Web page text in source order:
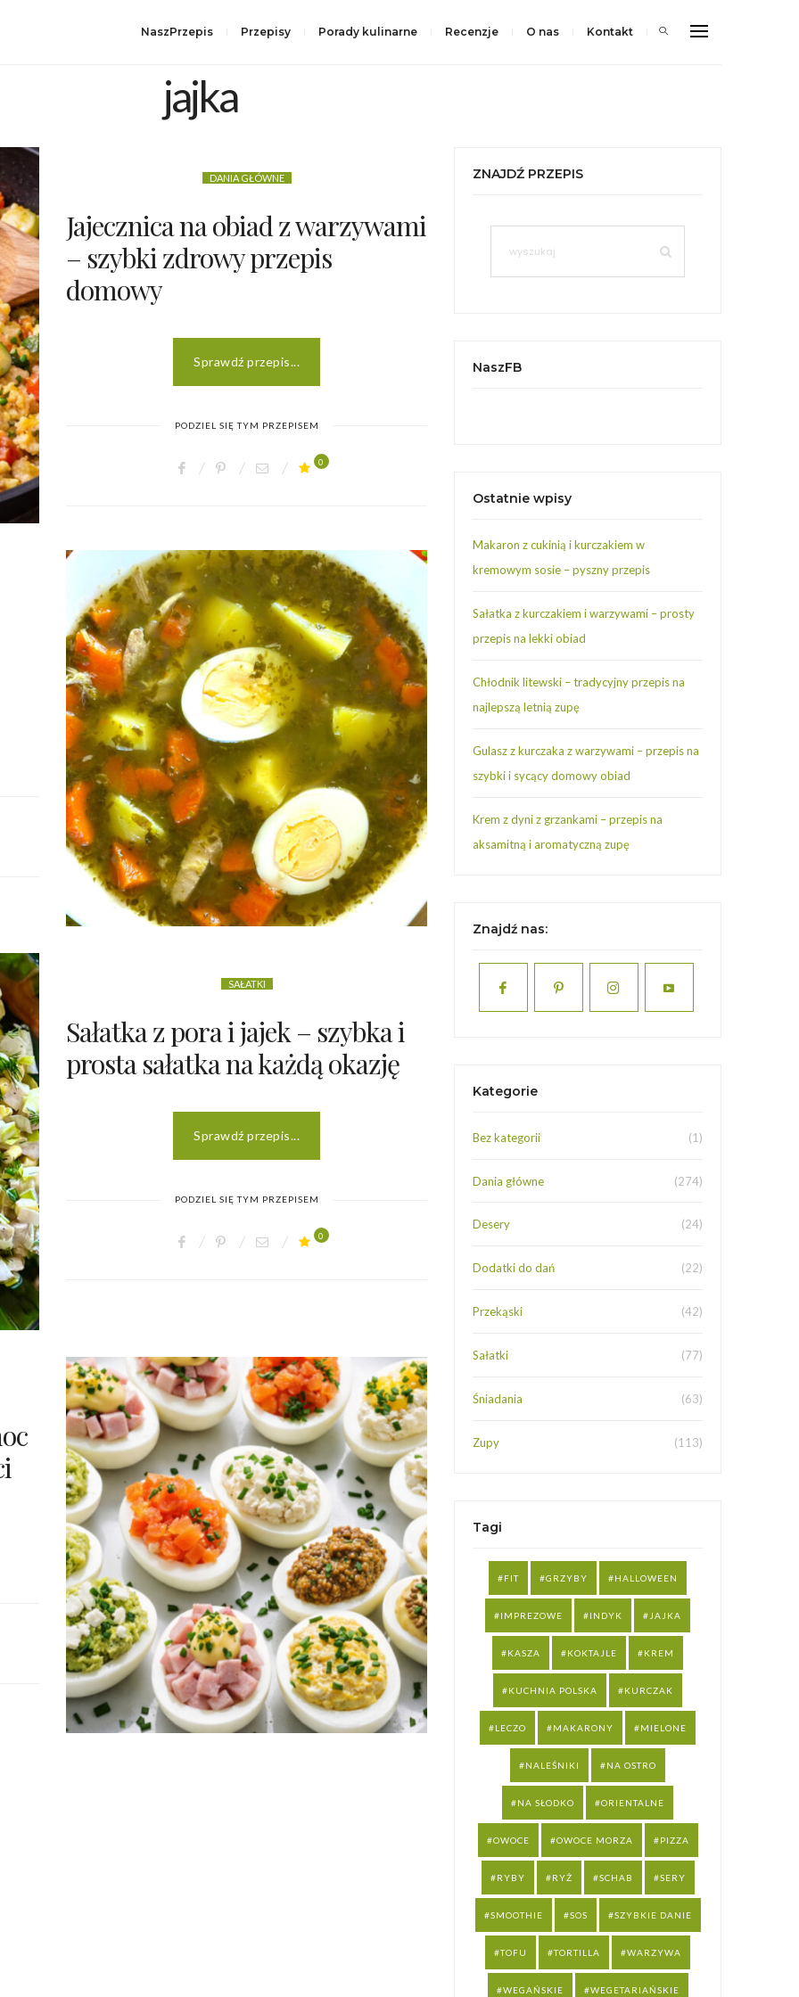
NaszPrzepis Przepisy Porady kulinarne Recenzje O nas Kontakt
jajka
DANIA GŁÓWNE
Jajecznica na obiad z warzywami
– szybki zdrowy przepis
domowy
Sprawdź przepis...
PODZIEL SIĘ TYM PRZEPISEM
0
SAŁATKI
Sałatka z pora i jajek – szybka i
prosta sałatka na każdą okazję
Sprawdź przepis...
PODZIEL SIĘ TYM PRZEPISEM
0
ZNAJDŹ PRZEPIS
NaszFB
Ostatnie wpisy
Makaron z cukinią i kurczakiem w
kremowym sosie – pyszny przepis
Sałatka z kurczakiem i warzywami – prosty
przepis na lekki obiad
Chłodnik litewski – tradycyjny przepis na
najlepszą letnią zupę
Gulasz z kurczaka z warzywami – przepis na
szybki i sycący domowy obiad
Krem z dyni z grzankami – przepis na
aksamitną i aromatyczną zupę
Znajdź nas:
Kategorie
Bez kategorii (1)
Dania główne (274)
Desery (24)
Dodatki do dań (22)
Przekąski (42)
Sałatki (77)
Śniadania (63)
Zupy (113)
Tagi
FIT GRZYBY HALLOWEEN
IMPREZOWE INDYK JAJKA
KASZA KOKTAJLE KREM
KUCHNIA POLSKA KURCZAK
LECZO MAKARONY MIELONE
NALEŚNIKI NA OSTRO
NA SŁODKO ORIENTALNE
OWOCE OWOCE MORZA PIZZA
RYBY RYŻ SCHAB SERY
SMOOTHIE SOS SZYBKIE DANIE
TOFU TORTILLA WARZYWA
WEGAŃSKIE WEGETARIAŃSKIE